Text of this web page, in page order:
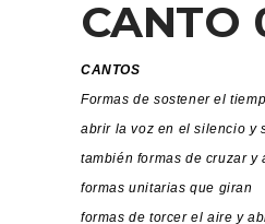
CANTO
CANTOS
Formas de sostener el
abrir la voz en el silencio y
también formas de cruzar y
formas unitarias que giran
formas de torcer el aire y